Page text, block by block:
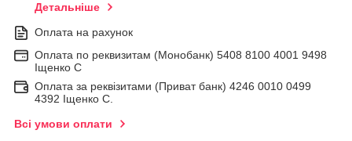
Детальніше
Оплата на рахунок
Оплата по реквизитам (Монобанк) 5408 8100 4001 9498
Іщенко С
Оплата за реквізитами (Приват банк) 4246 0010 0499
4392 Іщенко С.
Всі умови оплати